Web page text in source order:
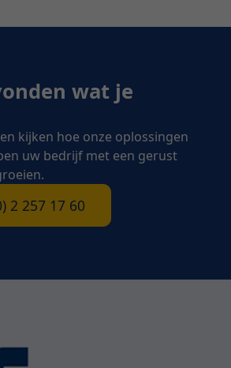
wat je
kijken hoe onze oplossingen
uw bedrijf met een gerust
2 257 17 60